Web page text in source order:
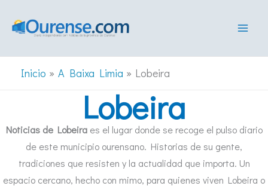
Inicio A Baixa Limia Lobeira
Lobeira
Noticias de Lobeiraes el lugar donde se recoge el pulso diario
de este municipio ourensano. Historias de su gente,
tradiciones que resisten y la actualidad que importa. Un
espacio cercano, hecho con mimo, para quienes viven Lobeira o